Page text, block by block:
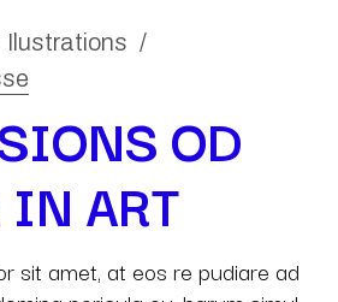
Ilustrations
OD
ART
sit amet, at eos re pudiare ad